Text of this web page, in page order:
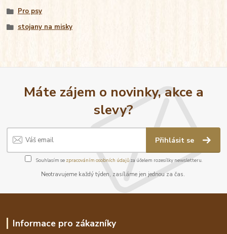
Pro psy
stojany na misky
Máte zájem o novinky, akce a
slevy?
Přihlásit se
Souhlasím se zpracováním osobních údajůza účelem rozesílky newsletteru.
Neotravujeme každý týden, zasíláme jen jednou za čas.
Informace pro zákazníky